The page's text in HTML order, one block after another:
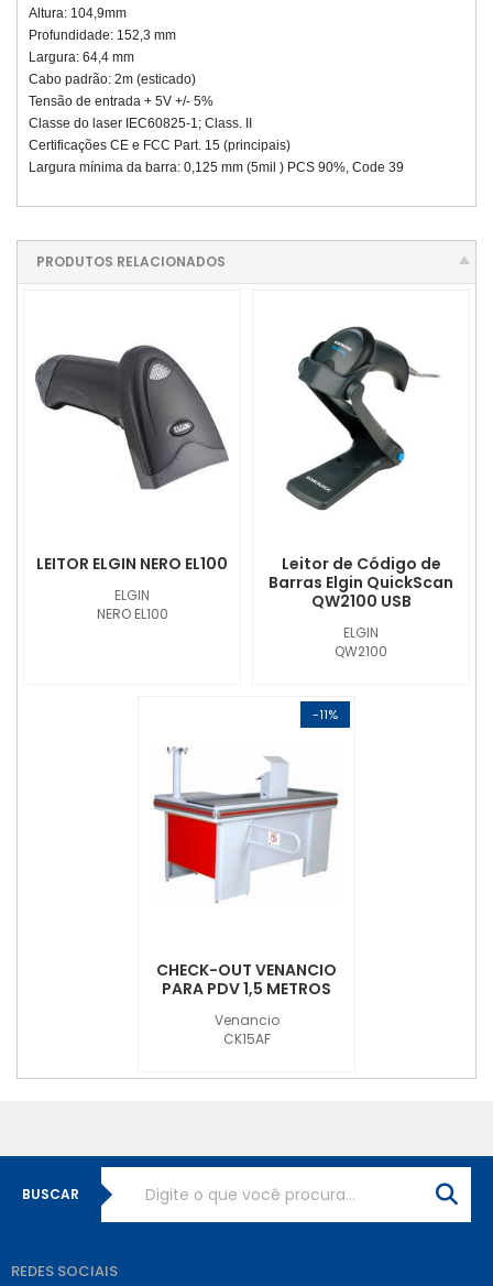
Altura: 104,9mm
Profundidade: 152,3 mm
Largura: 64,4 mm
Cabo padrão: 2m (esticado)
Tensão de entrada + 5V +/- 5%
Classe do laser IEC60825-1; Class. II
Certificações CE e FCC Part. 15 (principais)
Largura mínima da barra: 0,125 mm (5mil ) PCS 90%, Code 39
PRODUTOS RELACIONADOS
ELGIN
NERO EL100
LEITOR ELGIN NERO EL100
ELGIN
QW2100
Leitor de Código de
Barras Elgin QuickScan
QW2100 USB
-11%
Venancio
CK15AF
CHECK-OUT VENANCIO
PARA PDV 1,5 METROS
BUSCAR
REDES SOCIAIS